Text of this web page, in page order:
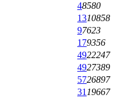
48580
1310858
97623
179356
4922247
4927389
5726897
31 19667